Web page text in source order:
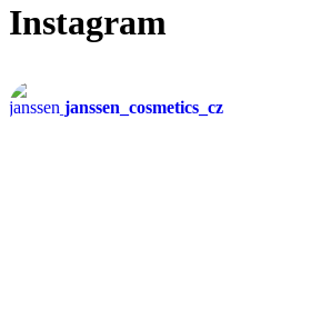
Instagram
janssen_cosmetics_cz